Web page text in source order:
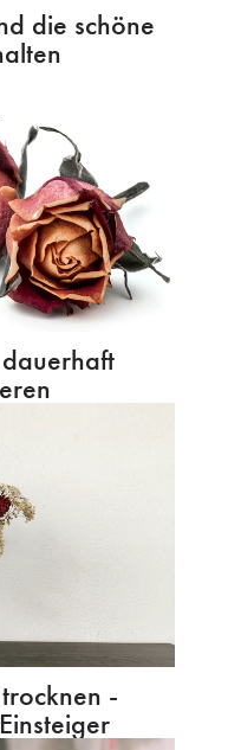
die schöne
-